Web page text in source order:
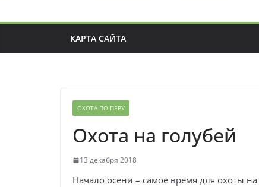
КАРТА САЙТА
ОХОТА ПО ПЕРУ
Охота на голубей
13 декабря 2018
Начало осени – самое время для охоты